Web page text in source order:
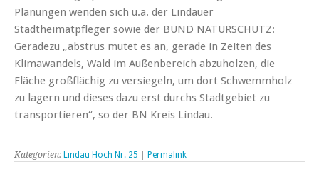
Planungen wenden sich u.a. der Lindauer
Stadtheimatpfleger sowie der BUND NATURSCHUTZ:
Geradezu „abstrus mutet es an, gerade in Zeiten des
Klimawandels, Wald im Außenbereich abzuholzen, die
Fläche großflächig zu versiegeln, um dort Schwemmholz
zu lagern und dieses dazu erst durchs Stadtgebiet zu
transportieren“, so der BN Kreis Lindau.
Kategorien: Lindau Hoch Nr. 25 Permalink